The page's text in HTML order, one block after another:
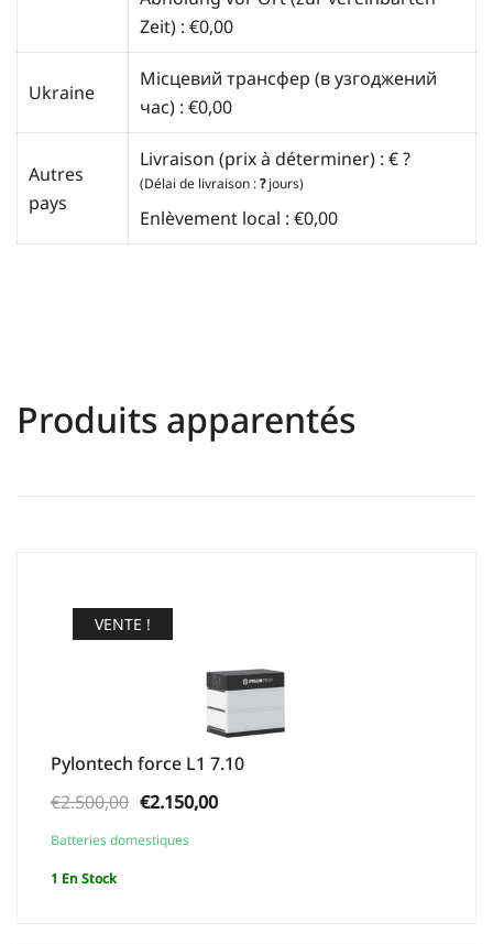
Zeit) : €0,00
Ukraine
Місцевий трансфер (в узгоджений
час) : €0,00
Autres
pays
Livraison (prix à déterminer) : € ?
(Délai de livraison :?jours)
Enlèvement local : €0,00
Produits apparentés
VENTE !
Pylontech force L1 7.10
€2.500,00 Le
prix
€2.150,00Le
Batteries domestiques
1 En Stock